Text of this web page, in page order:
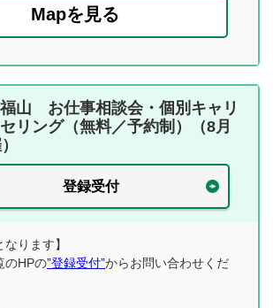
Mapを見る
山 お仕事相談会・個別キャリ
リング（無料／予約制）（8月
登録受付
なります】
のHPの”登録受付”からお問い合わせくだ